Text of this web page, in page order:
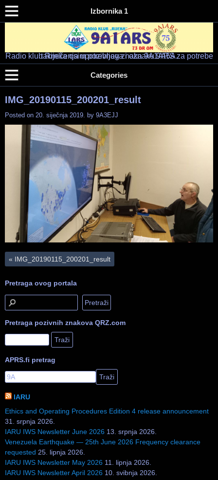
Izbornika 1
Radio klub "RIJEKA" – 9A1ARS – 9A5A
HAM RADIO KLUB RIJEKA
Radio klub Rijeka osim pozivnog znaka 9A1ARS za potrebe takmičenja upotrebljava i oznaku 9A5A.
Categories
IMG_20190115_200201_result
Posted on 20. siječnja 2019. by 9A3EJJ
« IMG_20190115_200201_result
Pretraga ovog portala
Pretraga pozivnih znakova QRZ.com
APRS.fi pretrag
IARU
Ethics and Operating Procedures Edition 4 release announcement
31. srpnja 2026.
IARU IWS Newsletter June 2026 13. srpnja 2026.
Venezuela Earthquake — 25th June 2026 Frequency clearance
requested 25. lipnja 2026.
IARU IWS Newsletter May 2026 11. lipnja 2026.
IARU IWS Newsletter April 2026 10. svibnja 2026.